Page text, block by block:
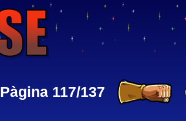
Pàgina 117/137